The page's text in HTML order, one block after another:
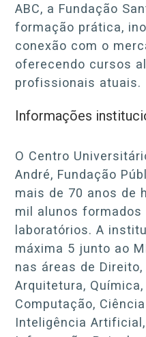
ABC, a Fundação
formação prática,
conexão com o
oferecendo cursos
profissionais atuais.
Informações
O Centro
André, Fundação
mais de 70 anos de
mil alunos formados
laboratórios. A
máxima 5 junto ao
nas áreas de
Arquitetura,
Computação,
Inteligência